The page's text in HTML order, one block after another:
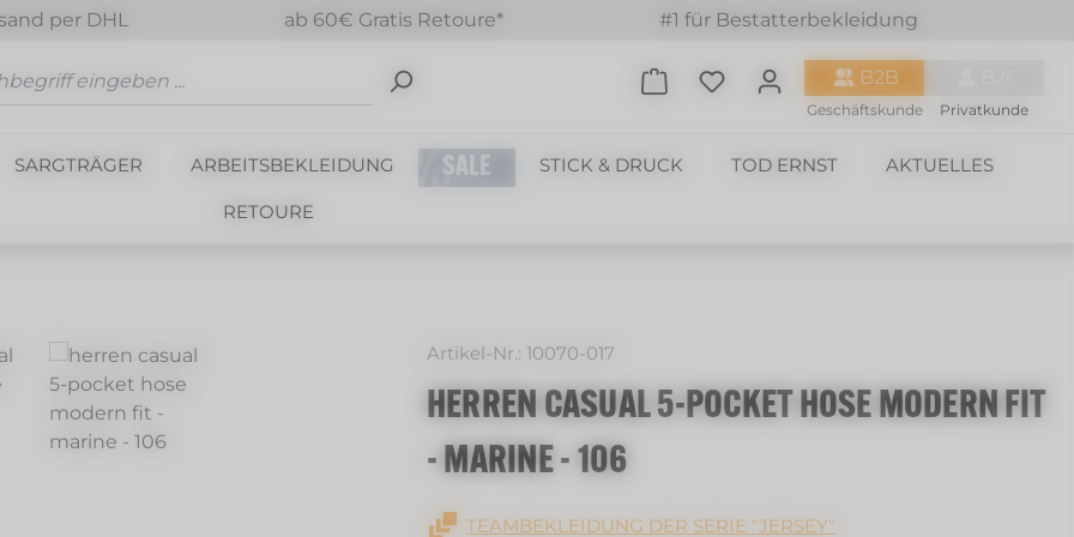
per DHL ab 60€ Gratis Retoure* #1 für Bestatterbekleidung
Du hast 0 Produkte auf dem
B2B
Geschäftskunde Privatkunde
SARGTRÄGER ARBEITSBEKLEIDUNG SALE STICK & DRUCK TOD ERNST AKTUELLES
RETOURE
Artikel-Nr.: 10070-017
HERREN CASUAL 5-POCKET HOSE MODERN FIT
- MARINE - 106
TEAMBEKLEIDUNG DER SERIE "JERSEY"